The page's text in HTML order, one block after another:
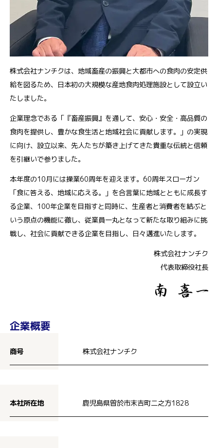
株式会社ナンチクは、地域畜産の振興と大都市への食肉の安定供
給を図るため、日本初の大規模な産地食肉処理施設として設立い
たしました。
企業理念である「『畜産振興』を通して、安心・安全・高品質の
食肉を提供し、豊かな食生活と地域社会に貢献します。」の実現
に向け、設立以来、先人たちが築き上げてきた貴重な伝統と信頼
を引継いで参りました。
本年度の10月には操業60周年を迎えます。60周年スローガン
「食に答える、地域に応える。」を合言葉に地域とともに成長す
る企業、100年企業を目指すと同時に、生産者と消費者を結ぶと
いう原点の機能に徹し、従業員一丸となって新たな取り組みに挑
戦し、社会に貢献できる企業を目指し、日々邁進いたします。
株式会社ナンチク
代表取締役社長
企業概要
商号 株式会社ナンチク
本社所在地 鹿児島県曽於市末吉町二之方1828